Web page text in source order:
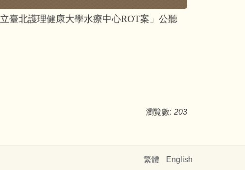
臺北護理健康大學水療中心ROT案」公聽
瀏覽數: 203
繁體 English